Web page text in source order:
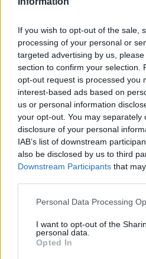
If you wish to opt-out of the sale,
processing of your personal or
targeted advertising by us,
section to confirm your selection.
opt-out request is processed you
interest-based ads based on
us or personal information
your opt-out. You may separately
disclosure of your personal
IAB’s list of downstream
also be disclosed by us to third
Downstream Participants that
Personal Data Processing
I want to opt-out of the
personal data.
Opted In
Οι άνθρωποι που
όμορφο έχουν αυτή την
16/06/2026 20:58